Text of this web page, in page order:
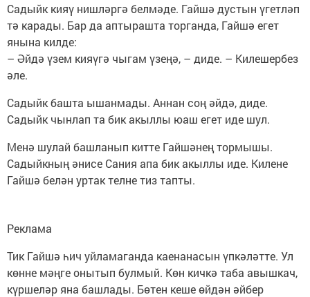
Садыйк кияү нишләргә белмәде. Гайшә дустын үгетләп
тә карады. Бар да аптырашта торганда, Гайшә егет
янына килде:
– Әйдә үзем кияүгә чыгам үзеңә, – диде. – Килешербез
әле.
Садыйк башта ышанмады. Аннан соң әйдә, диде.
Садыйк чынлап та бик акыллы юаш егет иде шул.
Менә шулай башланып китте Гайшәнең тормышы.
Садыйкның әнисе Сания апа бик акыллы иде. Килене
Гайшә белән уртак телне тиз тапты.
Реклама
Тик Гайшә һич уйламаганда каенанасын үпкәләтте. Ул
көнне мәңге онытып булмый. Көн кичкә таба авышкач,
күршеләр яна башлады. Бөтен кеше өйдән әйбер